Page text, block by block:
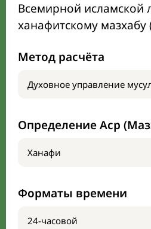
Всемирной исламской
ханафитскому мазхабу
Метод расчёта
Определение Аср
Форматы времени